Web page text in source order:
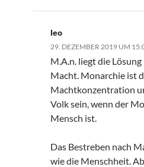
leo
29. DEZEMBER 2019 UM
M.A.n. liegt die
Macht. Monarchie ist
Machtkonzentration
Volk sein, wenn der
Mensch ist.
Das Bestreben nach
wie die Menschheit.